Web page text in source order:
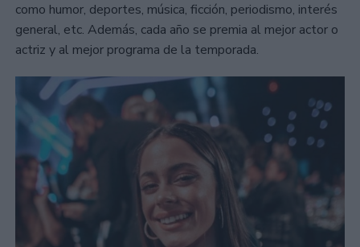
como humor, deportes, música, ficción, periodismo, interés
general, etc. Además, cada año se premia al mejor actor o
actriz y al mejor programa de la temporada.